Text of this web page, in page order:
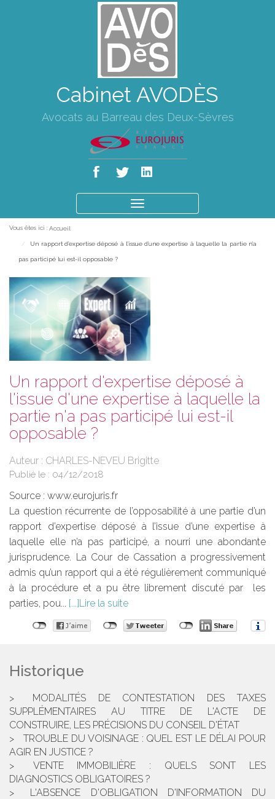
Cabinet AVODÈS
Avocats au Barreau des Deux-Sèvres
le
Vous êtes ici : Accueil
Un rapport d'expertise déposé à l'issue d'une expertise à laquelle la partie n'a
pas participé lui est-il opposable ?
Un rapport d'expertise déposé à
l'issue d'une expertise à laquelle la
partie n'a pas participé lui est-il
opposable ?
Auteur : CHARLES-NEVEU Brigitte
Publié le : 04/12/2018
Source : www.eurojuris.fr
La question récurrente de l’opposabilité à une partie d’un
rapport d’expertise déposé à l’issue d’une expertise à
laquelle elle n’a pas participé, a nourri une abondante
jurisprudence. La Cour de Cassation a progressivement
admis qu’un rapport qui a été régulièrement communiqué
à la procédure et a pu être librement discuté par les
parties, pou...
Lire la suite
Historique
MODALITÉS DE CONTESTATION DES TAXES
SUPPLÉMENTAIRES AU TITRE DE L'ACTE DE
CONSTRUIRE, LES PRÉCISIONS DU CONSEIL D'ÉTAT
TROUBLE DU VOISINAGE : QUEL EST LE DÉLAI POUR
AGIR EN JUSTICE ?
VENTE IMMOBILIÈRE : QUELS SONT LES
DIAGNOSTICS OBLIGATOIRES ?
L'ABSENCE D'OBLIGATION D'INFORMATION DU